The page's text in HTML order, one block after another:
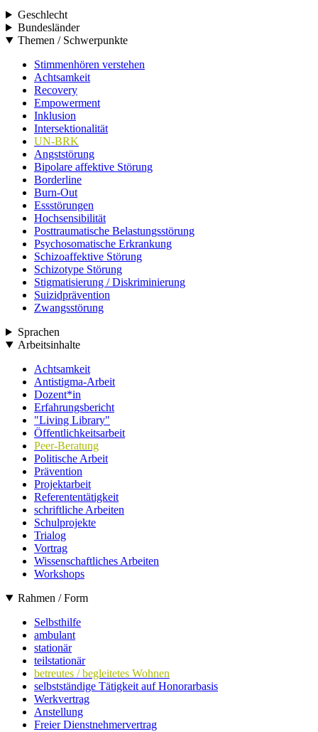
Geschlecht
Bundesländer
Themen / Schwerpunkte
Stimmenhören verstehen
Achtsamkeit
Recovery
Empowerment
Inklusion
Intersektionalität
UN-BRK
Angststörung
Bipolare affektive Störung
Borderline
Burn-Out
Essstörungen
Hochsensibilität
Posttraumatische Belastungsstörung
Psychosomatische Erkrankung
Schizoaffektive Störung
Schizotype Störung
Stigmatisierung / Diskriminierung
Suizidprävention
Zwangsstörung
Sprachen
Arbeitsinhalte
Achtsamkeit
Antistigma-Arbeit
Dozent*in
Erfahrungsbericht
"Living Library"
Öffentlichkeitsarbeit
Peer-Beratung
Politische Arbeit
Prävention
Projektarbeit
Referententätigkeit
schriftliche Arbeiten
Schulprojekte
Trialog
Vortrag
Wissenschaftliches Arbeiten
Workshops
Rahmen / Form
Selbsthilfe
ambulant
stationär
teilstationär
betreutes / begleitetes Wohnen
selbstständige Tätigkeit auf Honorarbasis
Werkvertrag
Anstellung
Freier Dienstnehmervertrag